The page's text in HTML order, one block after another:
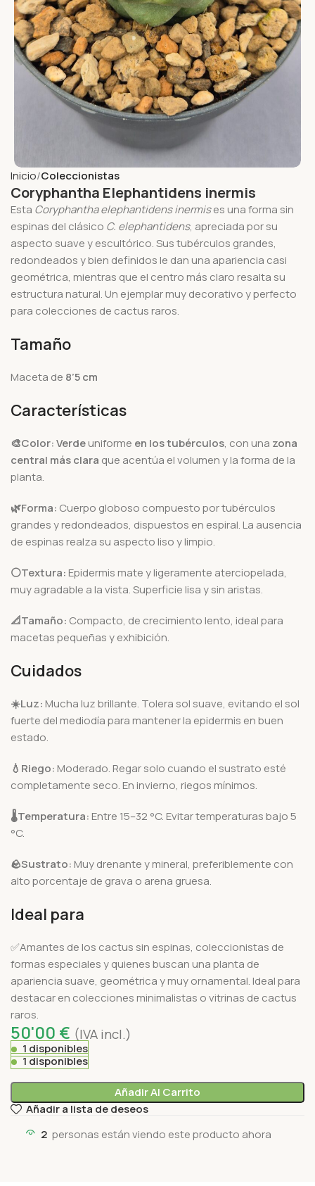
Inicio Coleccionistas
Coryphantha Elephantidens inermis
Esta Coryphantha elephantidens inermises una forma sin
espinas del clásico C. elephantidens, apreciada por su
aspecto suave y escultórico. Sus tubérculos grandes,
redondeados y bien definidos le dan una apariencia casi
geométrica, mientras que el centro más claro resalta su
estructura natural. Un ejemplar muy decorativo y perfecto
para colecciones de cactus raros.
Tamaño
Maceta de 8’5 cm
Características
🎨Color:Verdeuniforme en los tubérculos, con una zona
central más clara que acentúa el volumen y la forma de la
planta.
🌿Forma: Cuerpo globoso compuesto por tubérculos
grandes y redondeados, dispuestos en espiral. La ausencia
de espinas realza su aspecto liso y limpio.
⚪Textura: Epidermis mate y ligeramente aterciopelada,
muy agradable a la vista. Superficie lisa y sin aristas.
📐Tamaño: Compacto, de crecimiento lento, ideal para
macetas pequeñas y exhibición.
Cuidados
☀️Luz: Mucha luz brillante. Tolera sol suave, evitando el sol
fuerte del mediodía para mantener la epidermis en buen
estado.
💧 Riego: Moderado. Regar solo cuando el sustrato esté
completamente seco. En invierno, riegos mínimos.
🌡️Temperatura: Entre 15–32 °C. Evitar temperaturas bajo 5
°C.
🪨Sustrato: Muy drenante y mineral, preferiblemente con
alto porcentaje de grava o arena gruesa.
Ideal para
✅Amantes de los cactus sin espinas, coleccionistas de
formas especiales y quienes buscan una planta de
apariencia suave, geométrica y muy ornamental. Ideal para
destacar en colecciones minimalistas o vitrinas de cactus
raros.
50'00 € (IVA incl.)
1 disponibles
1 disponibles
Añadir Al Carrito
Añadir a lista de deseos
2 personas están viendo este producto ahora